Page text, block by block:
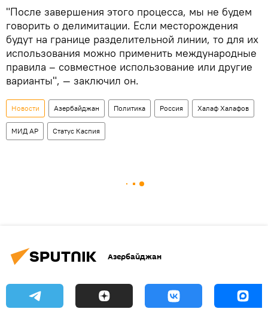
"После завершения этого процесса, мы не будем
говорить о делимитации. Если месторождения
будут на границе разделительной линии, то для их
использования можно применить международные
правила – совместное использование или другие
варианты", — заключил он.
Новости Азербайджан Политика Россия Халаф Халафов
МИД АР Статус Каспия
Азербайджан